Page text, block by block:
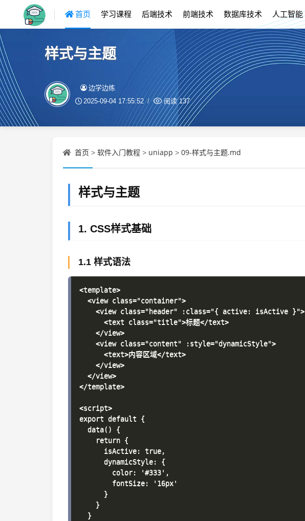
首页 学习课程 后端技术 前端技术 数据库技术 人工智能
样式与主题
边学边练
2025-09-04 17:55:52 阅读137
首页 > 软件入门教程 > uniapp > 09-样式与主题.md
样式与主题
1. CSS样式基础
1.1 样式语法
<template>
  <view class="container">
    <view class="header" :class="{ active: isActive }">
      <text class="title">标题</text>
    </view>
    <view class="content" :style="dynamicStyle">
      <text>内容区域</text>
    </view>
  </view>
</template>
<script>
export default {
  data() {
    return {
      isActive: true,
      dynamicStyle: {
        color: '#333',
        fontSize: '16px'
      }
    }
  }